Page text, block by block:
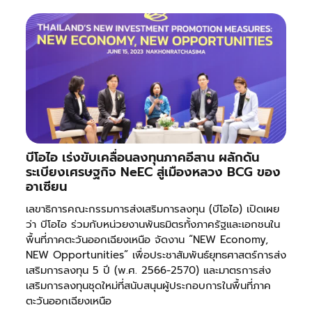
บีโอไอ เร่งขับเคลื่อนลงทุนภาคอีสาน ผลักดัน
ระเบียงเศรษฐกิจ NeEC สู่เมืองหลวง BCG ของ
อาเซียน
เลขาธิการคณะกรรมการส่งเสริมการลงทุน (บีโอไอ) เปิดเผย
ว่า บีโอไอ ร่วมกับหน่วยงานพันธมิตรทั้งภาครัฐและเอกชนใน
พื้นที่ภาคตะวันออกเฉียงเหนือ จัดงาน “NEW Economy,
NEW Opportunities” เพื่อประชาสัมพันธ์ยุทธศาสตร์การส่ง
เสริมการลงทุน 5 ปี (พ.ศ. 2566-2570) และมาตรการส่ง
เสริมการลงทุนชุดใหม่ที่สนับสนุนผู้ประกอบการในพื้นที่ภาค
ตะวันออกเฉียงเหนือ